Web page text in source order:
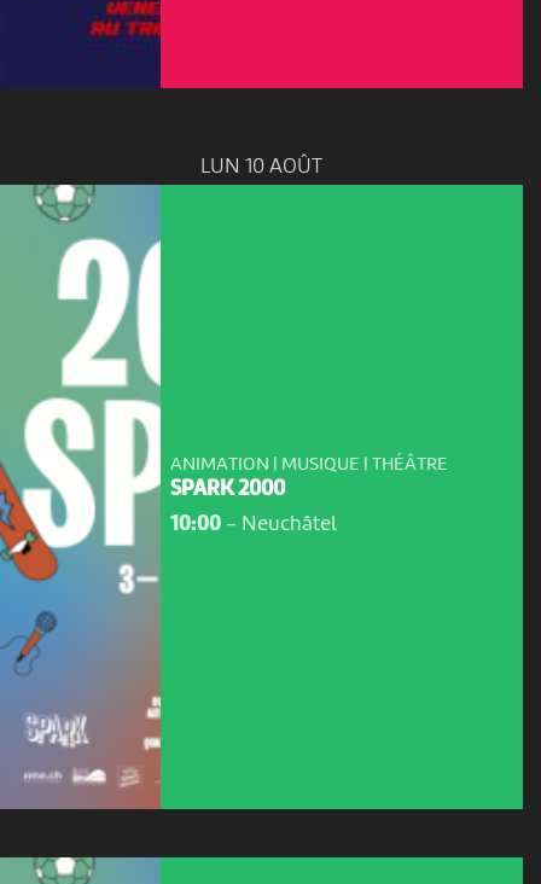
LUN 10 AOÛT
ANIMATION | MUSIQUE | THÉÂTRE
SPARK 2000
10:00- Neuchâtel